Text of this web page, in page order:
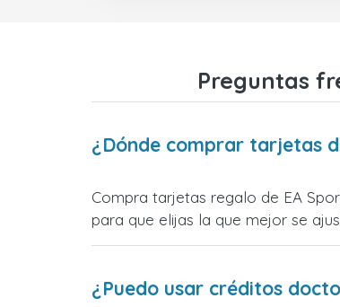
Preguntas
¿Dónde comprar tarjetas
Compra tarjetas regalo de EA
para que elijas la que mejor se
¿Puedo usar créditos